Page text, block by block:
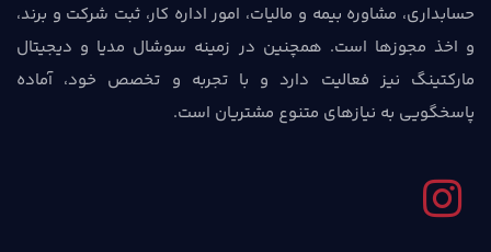
حسابداری، مشاوره بیمه و مالیات، امور اداره کار، ثبت شرکت و برند،
و اخذ مجوزها است. همچنین در زمینه سوشال مدیا و دیجیتال
مارکتینگ نیز فعالیت دارد و با تجربه و تخصص خود، آماده
پاسخگویی به نیازهای متنوع مشتریان است.